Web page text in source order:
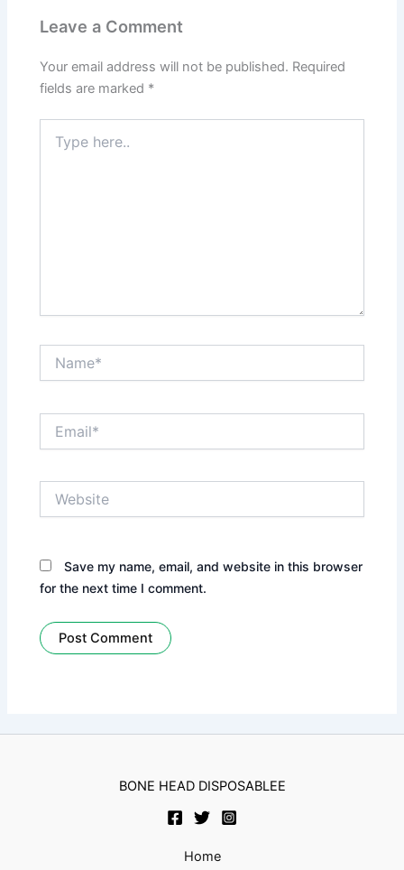
Leave a Comment
Your email address will not be published. Required
fields are marked *
here..
Save my name, email, and website in this browser
for the next time I comment.
BONE HEAD DISPOSABLEE
Home